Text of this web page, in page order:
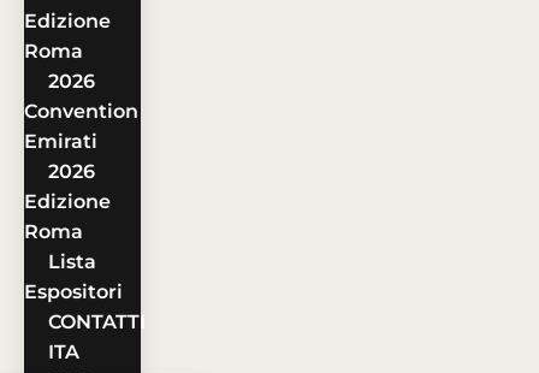
Edizione
Roma
2026
Convention
Emirati
2026
Edizione
Roma
Lista
Espositori
CONTATTI
ITA